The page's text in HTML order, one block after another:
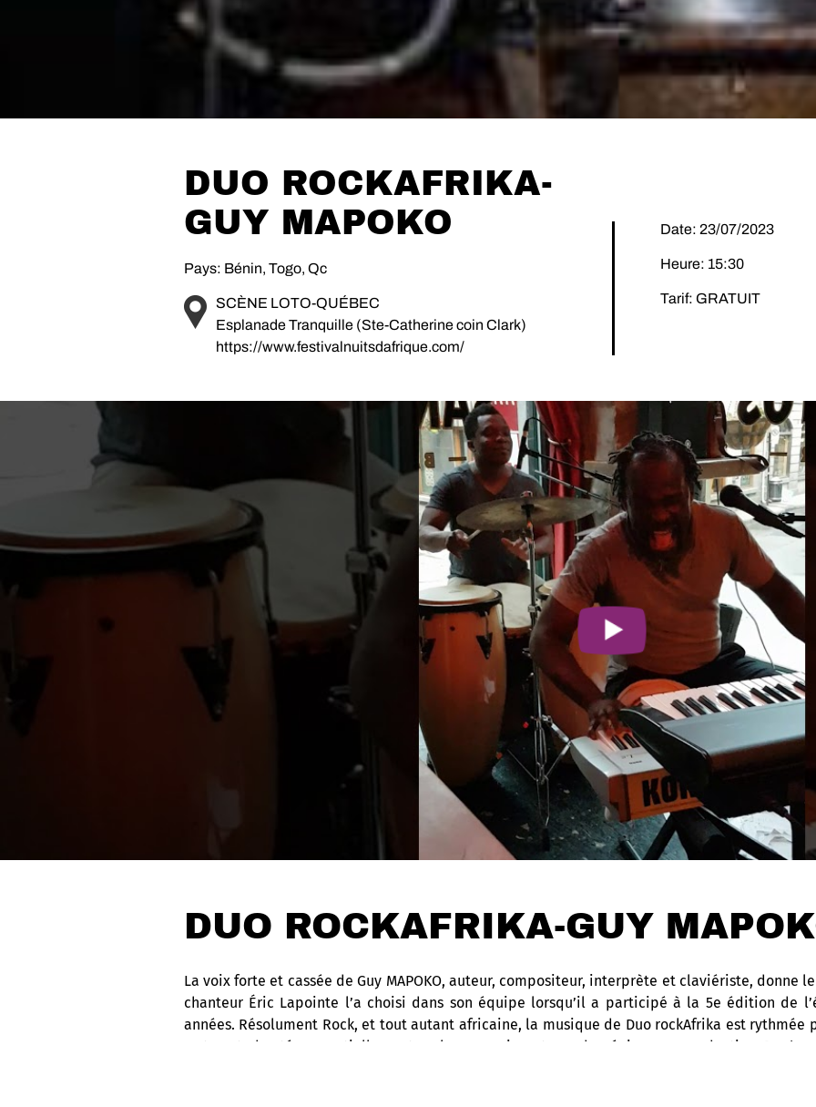
DUO ROCKAFRIKA-
GUY MAPOKO
Pays: Bénin, Togo, Qc
SCÈNE LOTO-QUÉBEC
Esplanade Tranquille (Ste-Catherine coin Clark)
https://www.festivalnuitsdafrique.com/
Date: 23/07/2023
Heure: 15:30
Tarif: GRATUIT
DUO ROCKAFRIKA-GUY
La voix forte et cassée de Guy MAPOKO, auteur, compositeur, interprète et claviériste, donne
chanteur Éric Lapointe l’a choisi dans son équipe lorsqu’il a participé à la 5e édition de
années. Résolument Rock, et tout autant africaine, la musique de Duo rockAfrika est rythmée
Matey et chantée essentiellement en langues Mina et Fon du Bénin. Leur production
Pardon